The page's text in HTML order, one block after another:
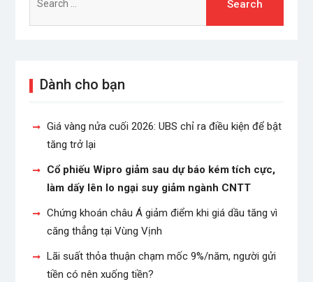
for:
Dành cho bạn
Giá vàng nửa cuối 2026: UBS chỉ ra điều kiện để bật
tăng trở lại
Cổ phiếu Wipro giảm sau dự báo kém tích cực,
làm dấy lên lo ngại suy giảm ngành CNTT
Chứng khoán châu Á giảm điểm khi giá dầu tăng vì
căng thẳng tại Vùng Vịnh
Lãi suất thỏa thuận chạm mốc 9%/năm, người gửi
tiền có nên xuống tiền?